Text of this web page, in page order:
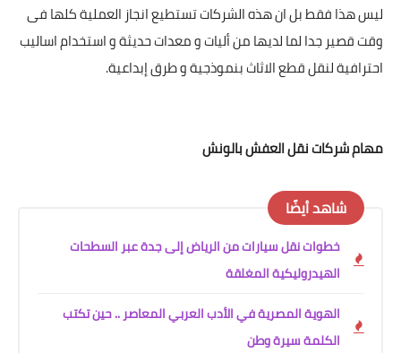
ليس هذا فقط بل ان هذه الشركات تستطيع انجاز العملية كلها فى
وقت قصير جدا لما لديها من أليات و معدات حديثة و استخدام اساليب
احترافية لنقل قطع الاثاث بنموذجية و طرق إبداعية.
مهام شركات نقل العفش بالونش
شاهد أيضًا
خطوات نقل سيارات من الرياض إلى جدة عبر السطحات
الهيدروليكية المغلقة
الهوية المصرية في الأدب العربي المعاصر .. حين تكتب
الكلمة سيرة وطن